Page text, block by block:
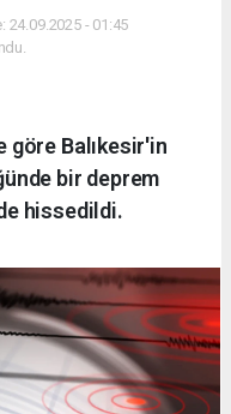
24.09.2025 - 01:45
göre Balıkesir'in
bir deprem
hissedildi.